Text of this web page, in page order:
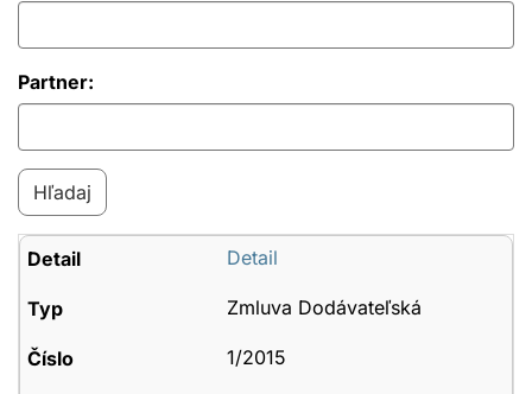
Partner:
Detail
Zmluva Dodávateľská
1/2015